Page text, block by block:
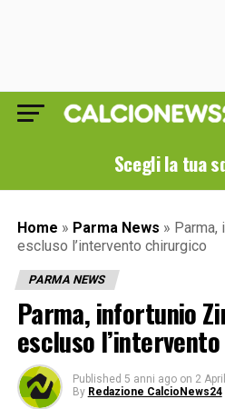
Scegli la tua
Home » Parma News » Parma,
escluso l’intervento chirurgico
PARMA NEWS
Parma, infortunio
escluso
Published 5 anni ago on 2
By Redazione CalcioNews24